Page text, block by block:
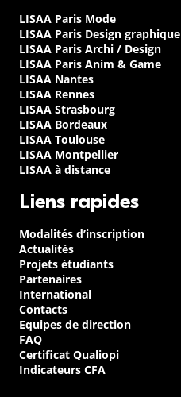
LISAA Paris Mode
LISAA Paris Design graphique
LISAA Paris Archi / Design
LISAA Paris Anim & Game
LISAA Nantes
LISAA Rennes
LISAA Strasbourg
LISAA Bordeaux
LISAA Toulouse
LISAA Montpellier
LISAA à distance
Liens rapides
Modalités d’inscription
Actualités
Projets étudiants
Partenaires
International
Contacts
Equipes de direction
FAQ
Certificat Qualiopi
Indicateurs CFA